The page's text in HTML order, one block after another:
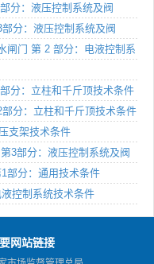
分：液压控制系统及阀
分：液压控制系统及阀
闸门 第 2 部分：电液控制系
分：立柱和千斤顶技术条件
分：立柱和千斤顶技术条件
支架技术条件
3部分：液压控制系统及阀
部分：通用技术条件
控制系统技术条件
网站链接